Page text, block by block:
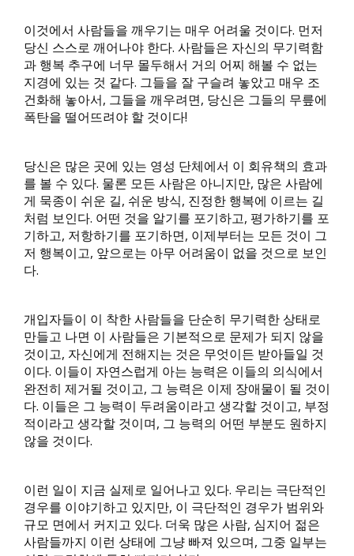
이것에서 사람들을 깨우기는 매우 어려울 것이다. 먼저
당신 스스로 깨어나야 한다. 사람들은 자신의 무기력함
과 행복 추구에 너무 몰두해서 거의 어찌 해볼 수 없는
지경에 있는 것 같다. 그들을 잘 구슬려 놓았고 매우 조
건화해 놓아서, 그들을 깨우려면, 당신은 그들의 무릎에
폭탄을 떨어뜨려야 할 것이다!
당신은 많은 곳에 있는 영성 단체에서 이 회유책의 효과
를 볼 수 있다. 물론 모든 사람은 아니지만, 많은 사람에
게 묵종이 쉬운 길, 쉬운 방식, 진정한 행복에 이르는 길
처럼 보인다. 어떤 것을 알기를 포기하고, 평가하기를 포
기하고, 저항하기를 포기하면, 이제부터는 모든 것이 그
저 행복이고, 앞으로는 아무 어려움이 없을 것으로 보인
다.
개입자들이 이 착한 사람들을 단순히 무기력한 상태로
만들고 나면 이 사람들은 기본적으로 문제가 되지 않을
것이고, 자신에게 전해지는 것은 무엇이든 받아들일 것
이다. 이들이 자연스럽게 아는 능력은 이들의 의식에서
완전히 제거될 것이고, 그 능력은 이제 장애물이 될 것이
다. 이들은 그 능력이 두려움이라고 생각할 것이고, 부정
적이라고 생각할 것이며, 그 능력의 어떤 부분도 원하지
않을 것이다.
이런 일이 지금 실제로 일어나고 있다. 우리는 극단적인
경우를 이야기하고 있지만, 이 극단적인 경우가 범위와
규모 면에서 커지고 있다. 더욱 많은 사람, 심지어 젊은
사람들까지 이런 상태에 그냥 빠져 있으며, 그중 일부는